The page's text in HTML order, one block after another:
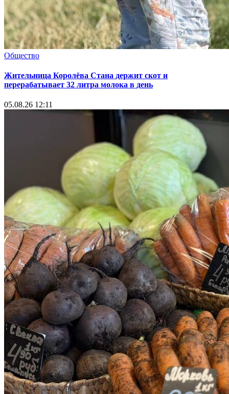
Общество
Жительница Королёва Стана держит скот и
перерабатывает 32 литра молока в день
05.08.26 12:11